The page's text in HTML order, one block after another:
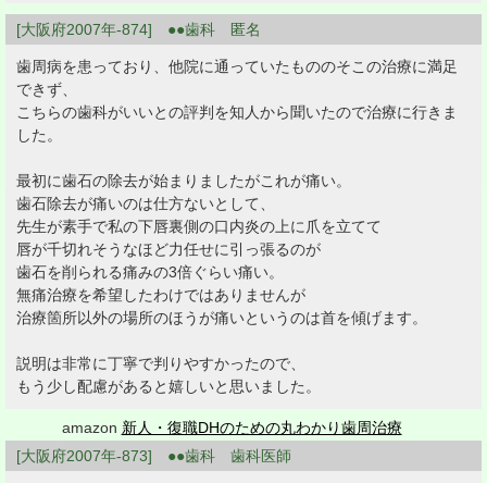
[大阪府2007年-874] ●●歯科 匿名
歯周病を患っており、他院に通っていたもののそこの治療に満足
できず、
こちらの歯科がいいとの評判を知人から聞いたので治療に行きま
した。
最初に歯石の除去が始まりましたがこれが痛い。
歯石除去が痛いのは仕方ないとして、
先生が素手で私の下唇裏側の口内炎の上に爪を立てて
唇が千切れそうなほど力任せに引っ張るのが
歯石を削られる痛みの3倍ぐらい痛い。
無痛治療を希望したわけではありませんが
治療箇所以外の場所のほうが痛いというのは首を傾げます。
説明は非常に丁寧で判りやすかったので、
もう少し配慮があると嬉しいと思いました。
amazon 新人・復職DHのための丸わかり歯周治療
[大阪府2007年-873] ●●歯科 歯科医師